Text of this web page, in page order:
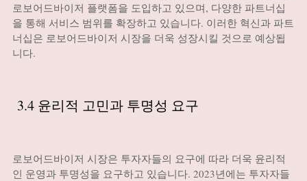
로보어드바이저 플랫폼을 도입하고 있으며, 다양한 파트너십
을 통해 서비스 범위를 확장하고 있습니다. 이러한 혁신과 파트
너십은 로보어드바이저 시장을 더욱 성장시킬 것으로 예상됩
니다.
3.4 윤리적 고민과 투명성 요구
로보어드바이저 시장은 투자자들의 요구에 따라 더욱 윤리적
인 운영과 투명성을 요구하고 있습니다. 2023년에는 투자자들